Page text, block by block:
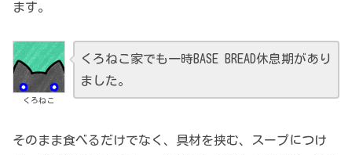
ます。
くろねこ
くろねこ家でも一時BASE BREAD休息期があり
ました。
そのまま食べるだけでなく、具材を挟む、スープにつけ